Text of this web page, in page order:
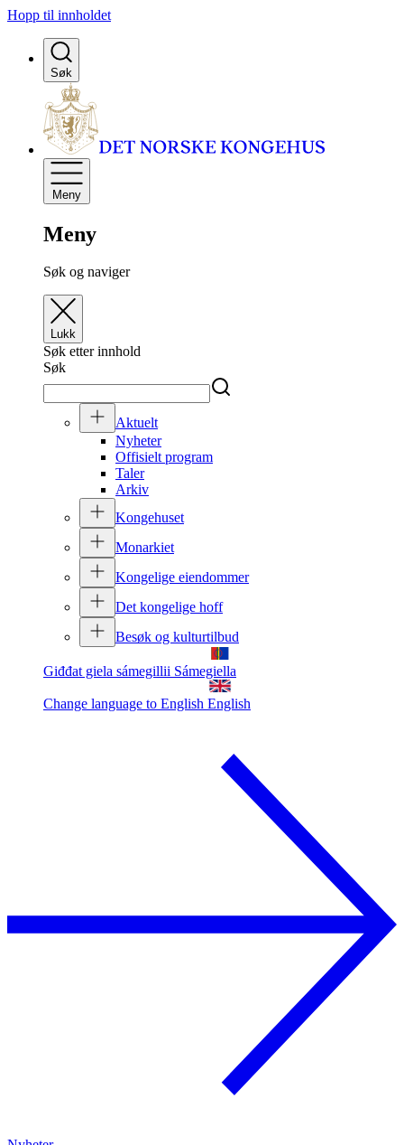
Hopp til innholdet
Søk
Meny
Meny
Søk og naviger
Lukk
Søk etter innhold
Søk
Aktuelt
Nyheter
Offisielt program
Taler
Arkiv
Kongehuset
Monarkiet
Kongelige eiendommer
Det kongelige hoff
Besøk og kulturtilbud
Giđđat giela sámegillii Sámegiella
Change language to English English